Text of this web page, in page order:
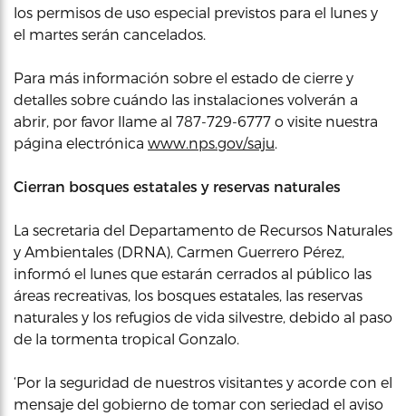
los permisos de uso especial previstos para el lunes y
el martes serán cancelados.
Para más información sobre el estado de cierre y
detalles sobre cuándo las instalaciones volverán a
abrir, por favor llame al 787-729-6777 o visite nuestra
página electrónica www.nps.gov/saju.
Cierran bosques estatales y reservas naturales
La secretaria del Departamento de Recursos Naturales
y Ambientales (DRNA), Carmen Guerrero Pérez,
informó el lunes que estarán cerrados al público las
áreas recreativas, los bosques estatales, las reservas
naturales y los refugios de vida silvestre, debido al paso
de la tormenta tropical Gonzalo.
‘Por la seguridad de nuestros visitantes y acorde con el
mensaje del gobierno de tomar con seriedad el aviso